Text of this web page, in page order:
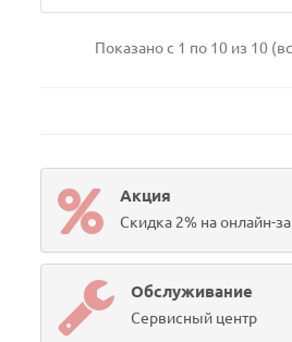
Показано с 1 по 10 из 10
Акция
Скидка 2% на онлайн-
Обслуживание
Сервисный центр